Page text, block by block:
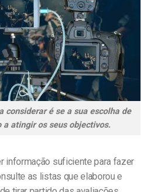
considerar é se a sua escolha de
a atingir os seus objectivos.
informação suficiente para fazer
as listas que elaborou e